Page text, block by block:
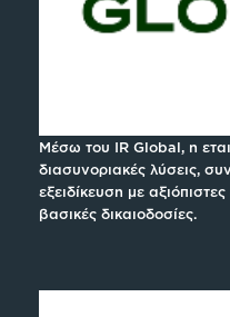
Μέσω του IR Global, η
διασυνοριακές λύσεις,
εξειδίκευση με
βασικές δικαιοδοσίες.